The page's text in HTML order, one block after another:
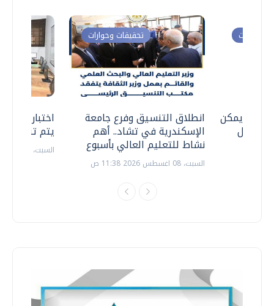
اختبارات
يتم
السبت، 18 يوليو 2026 09:22 ص
تحقيقات وحوارات
انطلاق التنسيق وفرع جامعة
الإسكندرية في تشاد.. أهم
نشاط للتعليم العالي بأسبوع
السبت، 08 اغسطس 2026 11:38 ص
وحوارات
.. هل يمكن
نتعامل